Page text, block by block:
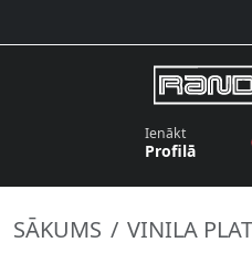
Ienākt
Profilā
SĀKUMS
VINILA